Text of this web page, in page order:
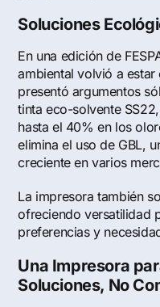
Soluciones
En una edición de
ambiental volvió a
presentó argumentos
tinta eco-solvente
hasta el 40% en los
elimina el uso de GBL,
creciente en varios
La impresora también
ofreciendo versatilidad
preferencias y
Una Impresora
Soluciones, No